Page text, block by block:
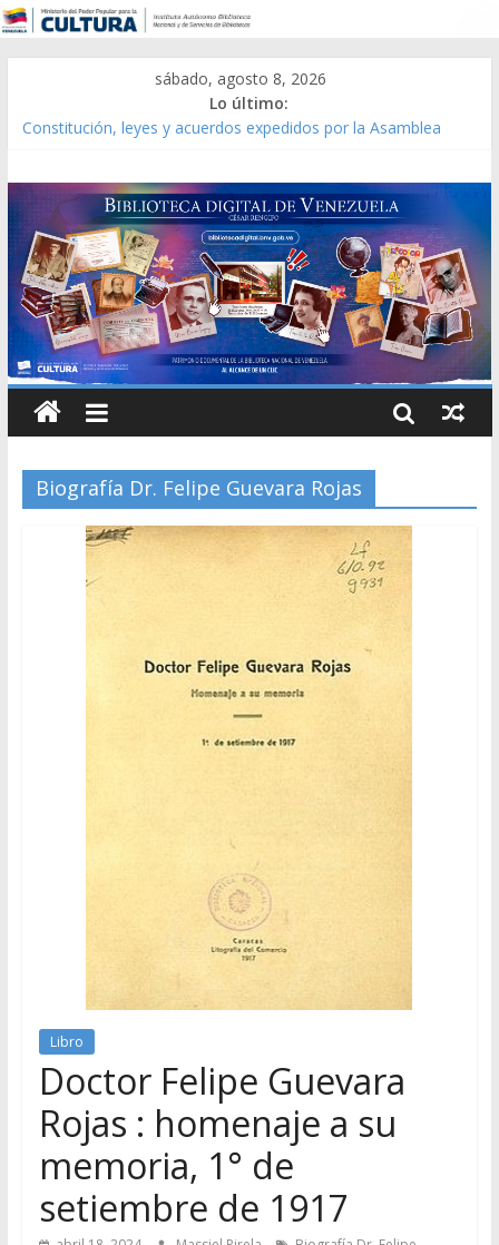
sábado, agosto 8, 2026
Lo último:
Constitución, leyes y acuerdos expedidos por la Asamblea
Modesta Bor Sánchez [material gráfico]
Gaceta Oficial de la República de Venezuela año CXXXIII Mes V,
Caracas 09 de marzo de 2006 N° 38.394
Catálogo temático de obras de Modesta Bor
Biografía Dr. Felipe Guevara Rojas
Libro
Doctor Felipe Guevara
Rojas : homenaje a su
memoria, 1° de
setiembre de 1917